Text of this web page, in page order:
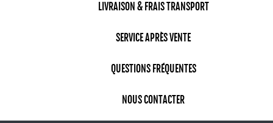
LIVRAISON & FRAIS TRANSPORT
SERVICE APRÈS VENTE
QUESTIONS FRÉQUENTES
NOUS CONTACTER